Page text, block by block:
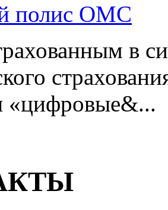
полис ОМС
в
«цифровые&...